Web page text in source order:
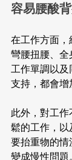
容易腰酸
在工作方面，
彎腰扭腰、全
工作單調以
支持，都會增
此外，對工
鬆的工作，
要抬重物的情
變成慢性問題